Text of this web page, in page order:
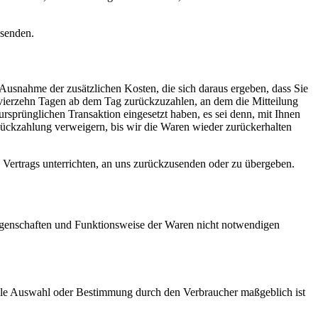
der zusätzlichen Kosten, die sich daraus ergeben, dass Sie
Tagen ab dem Tag zurückzuzahlen, an dem die Mitteilung
Transaktion eingesetzt haben, es sei denn, mit Ihnen
verweigern, bis wir die Waren wieder zurückerhalten
unterrichten, an uns zurückzusenden oder zu übergeben.
und Funktionsweise der Waren nicht notwendigen
Auswahl oder Bestimmung durch den Verbraucher maßgeblich ist